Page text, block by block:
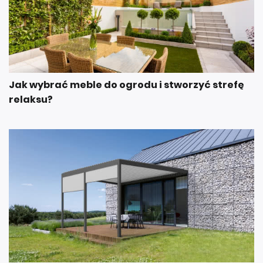
Jak wybrać meble do ogrodu i stworzyć strefę
relaksu?